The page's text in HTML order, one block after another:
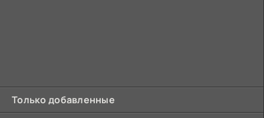
Только добавленные